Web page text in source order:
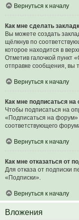
Вернуться к началу
Как мне сделать
Вы можете создать
щёлкнув по
которое находится в
Отметив галочкой пункт
отправке сообщения, вы
Вернуться к началу
Как мне подписаться
Чтобы подписаться на
«Подписаться на
соответствующего
Вернуться к началу
Как мне отказаться от
Для отказа от подписки
«Подписки».
Вернуться к началу
Вложения